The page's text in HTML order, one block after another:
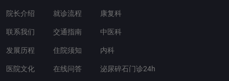
院长介绍
联系我们
发展历程
医院文化
就诊流程
交通指南
住院须知
在线问答
康复科
中医科
内科
泌尿碎石门诊24h